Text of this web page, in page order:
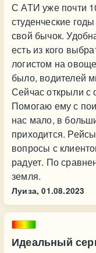
С АТИ уже почти
студенческие
свой бычок.
есть из кого
логистом на
было, водителей
Сейчас открыли
Помогаю ему с
нас мало, в
приходится.
вопросы с
радует. По
земля.
Луиза, 01.08.2023
Идеальный